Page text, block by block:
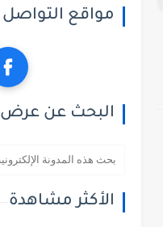
مواقع التواصل
البحث عن
الأكثر مشاهدة